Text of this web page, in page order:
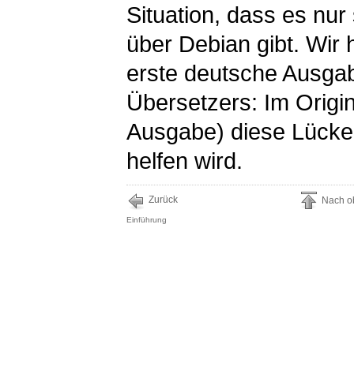
Situation, dass es
über Debian gibt. Wir
erste deutsche
Übersetzers: Im
Ausgabe) diese
helfen wird.
Zurück
Einführung
Nach